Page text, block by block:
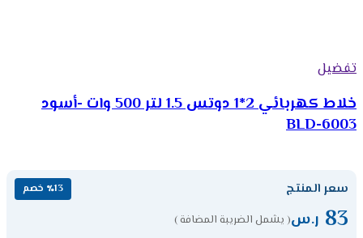
تفضيل
خلاط كهربائي 2*1 دوتس 1.5 لتر 500 وات -أسود
BLD-6003
سعر المنتج ٪13 خصم
83 ر.س( يشمل الضريبة المضافة )